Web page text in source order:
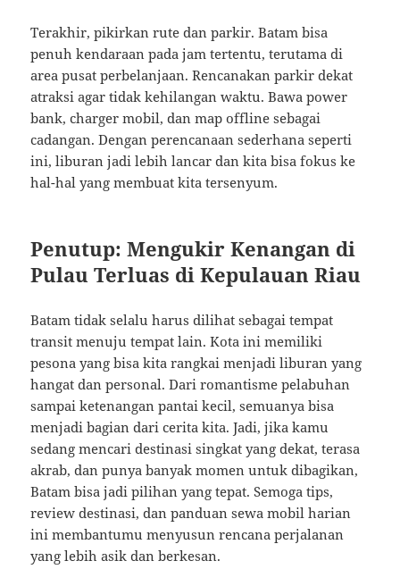
Terakhir, pikirkan rute dan parkir. Batam bisa
penuh kendaraan pada jam tertentu, terutama di
area pusat perbelanjaan. Rencanakan parkir dekat
atraksi agar tidak kehilangan waktu. Bawa power
bank, charger mobil, dan map offline sebagai
cadangan. Dengan perencanaan sederhana seperti
ini, liburan jadi lebih lancar dan kita bisa fokus ke
hal-hal yang membuat kita tersenyum.
Penutup: Mengukir Kenangan di
Pulau Terluas di Kepulauan Riau
Batam tidak selalu harus dilihat sebagai tempat
transit menuju tempat lain. Kota ini memiliki
pesona yang bisa kita rangkai menjadi liburan yang
hangat dan personal. Dari romantisme pelabuhan
sampai ketenangan pantai kecil, semuanya bisa
menjadi bagian dari cerita kita. Jadi, jika kamu
sedang mencari destinasi singkat yang dekat, terasa
akrab, dan punya banyak momen untuk dibagikan,
Batam bisa jadi pilihan yang tepat. Semoga tips,
review destinasi, dan panduan sewa mobil harian
ini membantumu menyusun rencana perjalanan
yang lebih asik dan berkesan.